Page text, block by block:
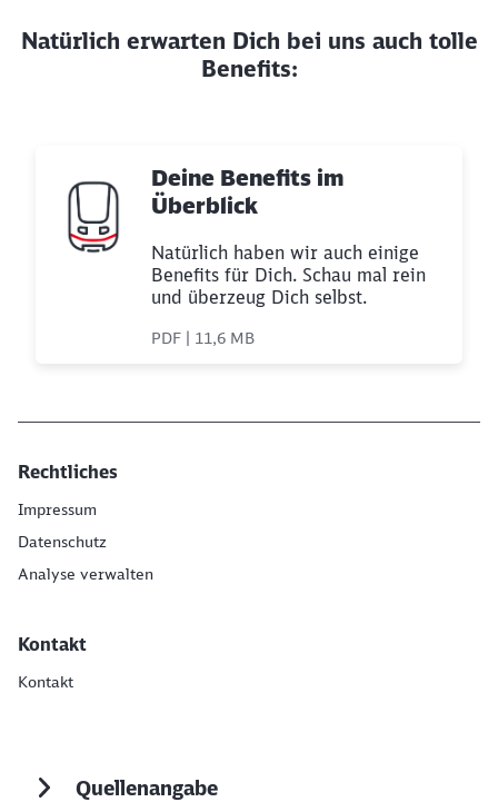
Natürlich erwarten Dich bei uns auch tolle
Benefits:
Deine Benefits im
Überblick
Natürlich haben wir auch einige
Benefits für Dich. Schau mal rein
und überzeug Dich selbst.
PDF | 11,6 MB
Rechtliches
Impressum
Datenschutz
Analyse verwalten
Kontakt
Kontakt
Quellenangabe